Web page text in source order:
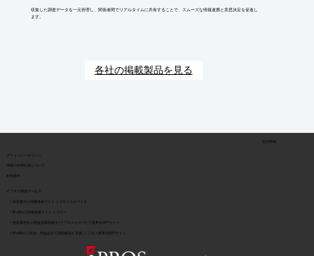
収集した調査データを一元管理し、関係者間でリアルタイムに共有することで、スムーズな情報連携と意思決定を促進し
ます。
各社の掲載製品を見る
​情報の外部伝達について
会社情報
イプロス関連サービス
> 製造業向け情報検索サイト イプロスものづくり
> BtoB向け | 目的・用途起点で課題解決を支援 | イプロス業界別専門サイト
> BtoB向け情報検索サイト イプロス
> 製造業特化の用途別課題解決 | イプロスものづくり業界別専門サイト